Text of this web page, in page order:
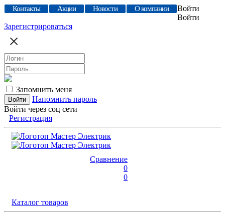
Контакты Акции Новости О компании
Войти
Войти
Зарегистрироваться
Запомнить меня
Напомнить пароль
Войти через соц сети
Регистрация
Сравнение
0
0
Каталог товаров